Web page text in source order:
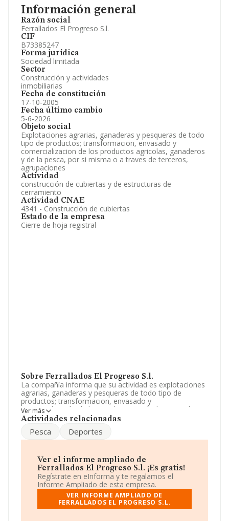
Información general
Razón social
Ferrallados El Progreso S.l.
CIF
B73385247
Forma jurídica
Sociedad limitada
Sector
Construcción y actividades
inmobiliarias
Fecha de constitución
17-10-2005
Fecha último cambio
5-6-2026
Objeto social
Explotaciones agrarias, ganaderas y pesqueras de todo
tipo de productos; transformacion, envasado y
comercializacion de los productos agricolas, ganaderos
y de la pesca, por si misma o a traves de terceros,
agrupaciones
Actividad
construcción de cubiertas y de estructuras de
cerramiento
Actividad CNAE
4341 - Construcción de cubiertas
Estado de la empresa
Cierre de hoja registral
Sobre Ferrallados El Progreso S.l.
La compañía informa que su actividad es explotaciones
agrarias, ganaderas y pesqueras de todo tipo de
productos; transformacion, envasado y
comercialización de los productos agrícolas, ganaderos
y de la pesca, por si misma o a traves de terceros,
Sociedad Limitada. Su CNAE corresponde a 4341 con
código '%cnae%'. La sociedad no tiene actividad en
Ha contado con el mismo número de profesionales y
atendiendo a los datos disponibles en INFORMA, ese
número ha estado por encima de la media de sector.
La sociedad españolaFerrallados El Progreso S.L
con NIF B73385247, tiene su domicilio social
Ver más
Actividades relacionadas
Pesca Deportes
Ver el informe ampliado de
Ferrallados El Progreso S.l. ¡Es gratis!
Regístrate en eInforma y te regalamos el
Informe Ampliado de esta empresa.
VER INFORME AMPLIADO DE
FERRALLADOS EL PROGRESO S.L.
Información oficial y registral complementaria.